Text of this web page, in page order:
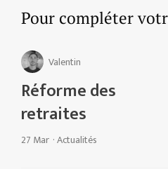
Pour compléter
Valentin
Réforme des
retraites
27 Mar ·Actualités